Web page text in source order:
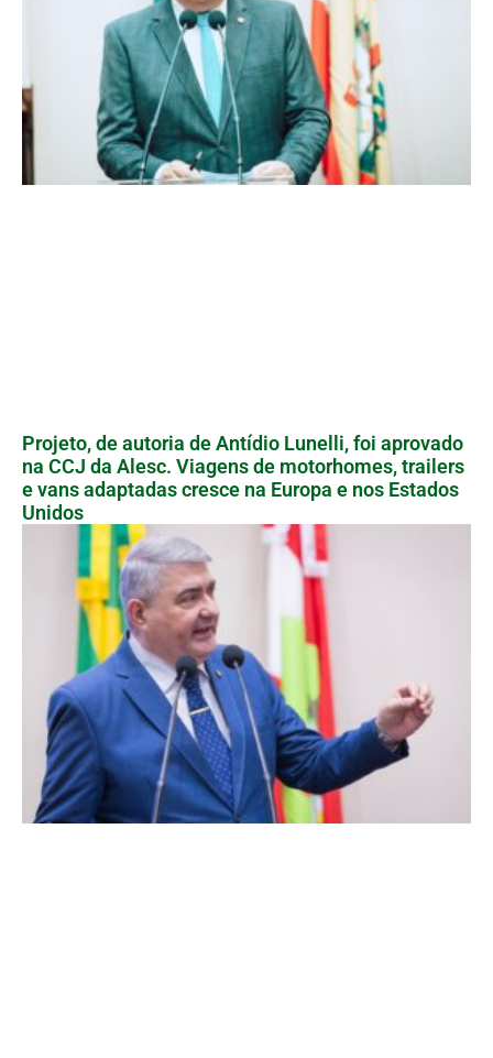
Projeto, de autoria de Antídio Lunelli, foi aprovado
na CCJ da Alesc. Viagens de motorhomes, trailers
e vans adaptadas cresce na Europa e nos Estados
Unidos